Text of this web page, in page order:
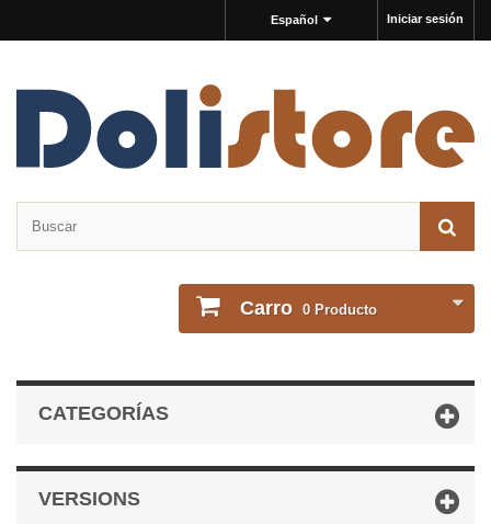
Iniciar sesión
Español
Carro 0 Producto
CATEGORÍAS
VERSIONS